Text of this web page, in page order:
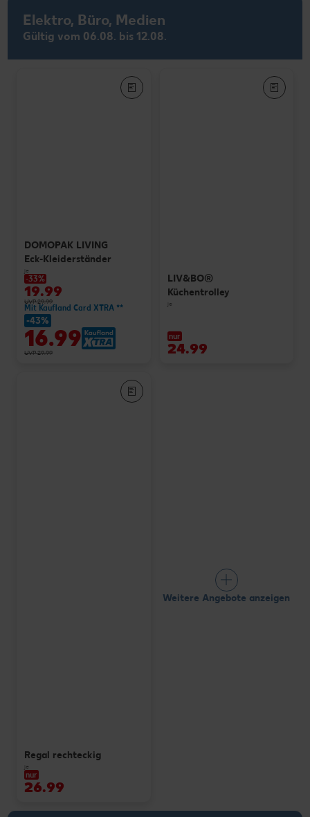
Elektro, Büro, Medien
Gültig vom 06.08. bis 12.08.
DOMOPAK LIVING
Eck-Kleiderständer
je
-33%
19.99
UVP 29.99
Mit Kaufland Card XTRA **
-43%
16.99
UVP 29.99
LIV&BO®
Küchentrolley
je
nur
24.99
Regal rechteckig
je
nur
26.99
Weitere Angebote anzeigen